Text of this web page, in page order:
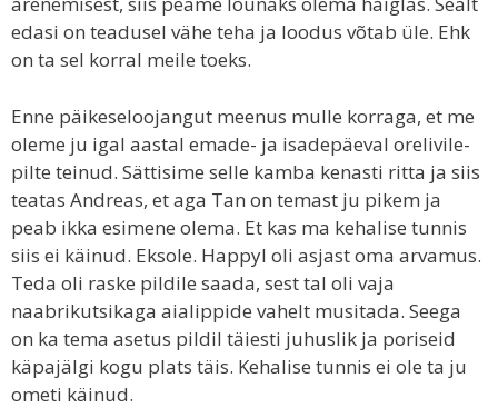
edasi on teadusel vähe teha ja loodus võtab üle. Ehk
on ta sel korral meile toeks.
Enne päikeseloojangut meenus mulle korraga, et me
oleme ju igal aastal emade- ja isadepäeval orelivile-
pilte teinud. Sättisime selle kamba kenasti ritta ja siis
teatas Andreas, et aga Tan on temast ju pikem ja
peab ikka esimene olema. Et kas ma kehalise tunnis
siis ei käinud. Eksole. Happyl oli asjast oma arvamus.
Teda oli raske pildile saada, sest tal oli vaja
naabrikutsikaga aialippide vahelt musitada. Seega
on ka tema asetus pildil täiesti juhuslik ja poriseid
käpajälgi kogu plats täis. Kehalise tunnis ei ole ta ju
ometi käinud.